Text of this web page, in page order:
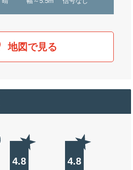
地図で見る
4.8 4.8